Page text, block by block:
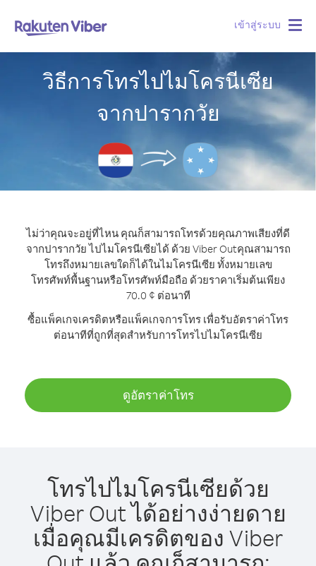
เข้าสู่ระบบ
วิธีการโทรไปไมโครนีเซีย
จากปารากวัย
ไม่ว่าคุณจะอยู่ที่ไหน คุณก็สามารถโทรด้วยคุณภาพเสียงที่ดี
จากปารากวัย ไปไมโครนีเซียได้ ด้วย Viber Outคุณสามารถ
โทรถึงหมายเลขใดก็ได้ในไมโครนีเซีย ทั้งหมายเลข
โทรศัพท์พื้นฐานหรือโทรศัพท์มือถือ ด้วยราคาเริ่มต้นเพียง
70.0 ¢ ต่อนาที
ซื้อแพ็คเกจเครดิตหรือแพ็คเกจการโทร เพื่อรับอัตราค่าโทร
ต่อนาทีที่ถูกที่สุดสำหรับการโทรไปไมโครนีเซีย
ดูอัตราค่าโทร
โทรไปไมโครนีเซียด้วย
Viber Out ได้อย่างง่ายดาย
เมื่อคุณมีเครดิตของ Viber